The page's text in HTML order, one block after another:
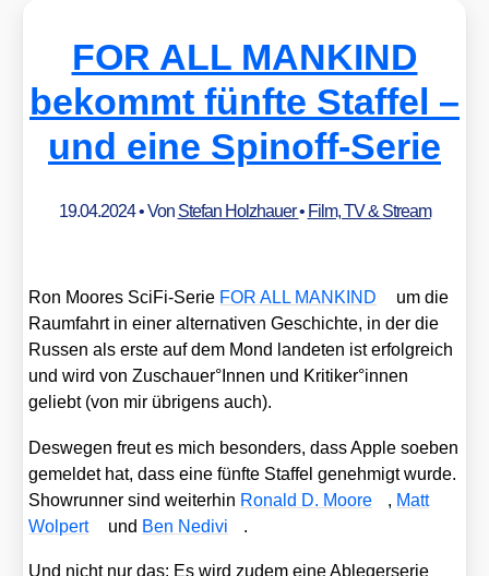
FOR ALL MANKIND
bekommt fünfte Staffel –
und eine Spinoff-Serie
19.04.2024• Von Stefan Holzhauer• Film, TV & Stream
Ron Moo­res Sci­Fi-Serie FOR ALL MANKIND
um die
Raum­fahrt in einer alter­na­ti­ven Geschich­te, in der die
Rus­sen als ers­te auf dem Mond lan­de­ten ist erfolg­reich
und wird von Zuschauer°Innen und Kritiker°innen
geliebt (von mir übri­gens auch).
Des­we­gen freut es mich beson­ders, dass Apple soeben
gemel­det hat, dass eine fünf­te Staf­fel geneh­migt wur­de.
Show­run­ner sind wei­ter­hin Ronald D. Moo­re , Matt
Wol­pert
und Ben Nedi­vi .
Und nicht nur das: Es wird zudem eine Able­ger­se­rie